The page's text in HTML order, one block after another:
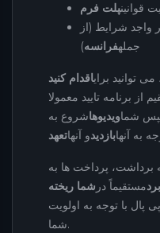
قوانینپلت فرم
شرایط (از
جملهفرانسه)
توانید برایاقدام کنید
از برنامه تایید معمولا
شماویدیوهاشروع به
به آنهابازدیدو آنهاتعهد
برداشت، پرداخت ها به
بردمستقیماً در شما ریخته
پال با توجه به اولویت
شما.